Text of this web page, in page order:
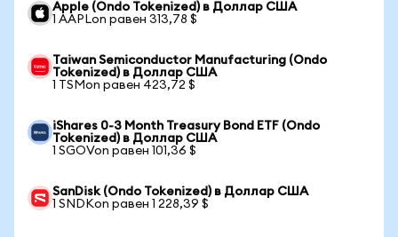
Apple (Ondo Tokenized) в Доллар США
1 AAPLon равен 313,78 $
Taiwan Semiconductor Manufacturing (Ondo
Tokenized) в Доллар США
1 TSMon равен 423,72 $
iShares 0-3 Month Treasury Bond ETF (Ondo
Tokenized) в Доллар США
1 SGOVon равен 101,36 $
SanDisk (Ondo Tokenized) в Доллар США
1 SNDKon равен 1 228,39 $